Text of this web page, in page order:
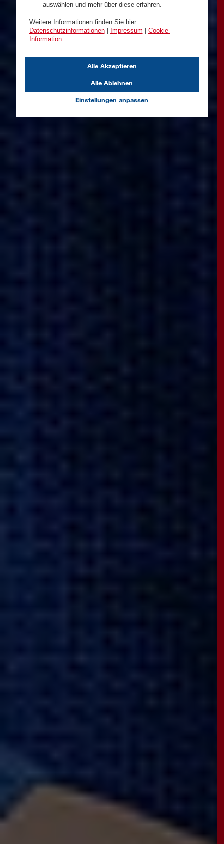
auswählen und mehr über diese erfahren.
Weitere Informationen finden Sie hier:
Datenschutzinformationen| Impressum
Cookie-
Information
Einstellungen anpassen
Alle Ablehnen
Alle Akzeptieren